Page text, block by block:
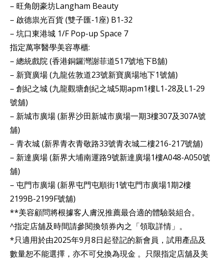
– 旺角朗豪坊Langham Beauty
– 啟德祟光百貨 (雙子匯-1座) B1-32
– 坑口東港城 1/F Pop-up Space 7
指定萬寧醫學美容專櫃:
– 總統戲院 (香港銅鑼灣謝菲道517號地下B舖)
– 新寶廣場 (九龍佐敦道23號新寶廣場地下1號舖)
– 創紀之城 (九龍觀塘創紀之城5期apm1樓L1-28及L1-29
號舖)
– 新城市廣場 (新界沙田新城市廣場一期3樓307及307A號
舖)
– 青衣城 (新界青衣青敬路33號青衣城二樓216-217號舖)
– 新達廣場 (新界大埔南運路9號新達廣場1樓A048-A050號
舖)
– 屯門市廣場 (新界屯門屯順街1號屯門市廣場1期2樓
2199B-2199F號舖)
**美容顧問將根據客人膚況推薦最合適的體驗裝組合。
^指定店舖及時間請參閱換領券內之「領取詳情」。
*只適用於由2025年9月8日起登記的新會員，試用產品及
數量恕不能選擇，亦不可兌換為現金 。只限指定店舖及美